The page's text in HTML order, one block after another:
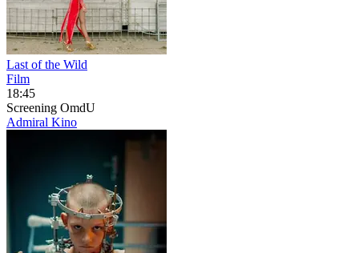
Last of the Wild
Film
18:45
Screening OmdU
Admiral Kino